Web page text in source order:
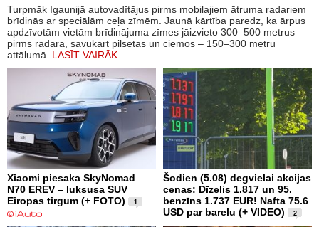
Turpmāk Igaunijā autovadītājus pirms mobilajiem ātruma radariem
brīdinās ar speciālām ceļa zīmēm. Jaunā kārtība paredz, ka ārpus
apdzīvotām vietām brīdinājuma zīmes jāizvieto 300–500 metrus
pirms radara, savukārt pilsētās un ciemos – 150–300 metru
attālumā. LASĪT VAIRĀK
Xiaomi piesaka SkyNomad
N70 EREV – luksusa SUV
Eiropas tirgum (+ FOTO)
1
Šodien (5.08) degvielai akcijas
cenas: Dīzelis 1.817 un 95.
benzīns 1.737 EUR! Nafta 75.6
USD par barelu (+ VIDEO)
2